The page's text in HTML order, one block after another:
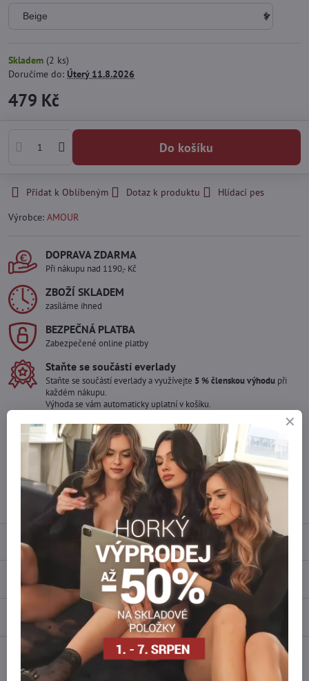
Skladem (2 ks)
Doručíme do: Úterý11.8.2026
479 Kč
Do košíku
Přidat k Oblíbeným Dotaz k produktu
Hlídací pes
Výrobce: AMOUR
DOPRAVA ZDARMA
Při nákupu nad 1190,- Kč
ZBOŽÍ SKLADEM
zasíláme ihned
BEZPEČNÁ PLATBA
Zabezpečené online platby
Staňte se součástí everlady
Staňte se součástí everlady a využívejte 5 % členskou výhodu při
každém nákupu.
Výhoda se vám automaticky uplatní v košíku.
Máte zájem o více kusů ?
Kontaktujte nás na mail, zboží pro Vás doskladníme!
info​@everlady​.eu
Popis
Recenze
Diskuse 0
FacebookTwitter WhatsApp